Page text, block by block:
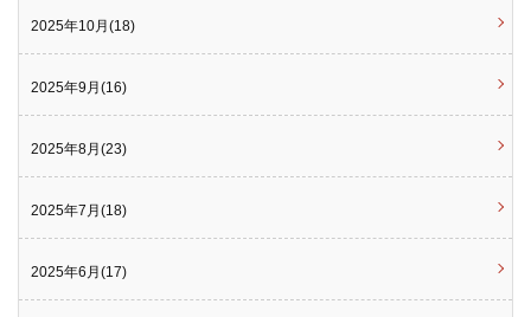
2025年10月(18)
2025年9月(16)
2025年8月(23)
2025年7月(18)
2025年6月(17)